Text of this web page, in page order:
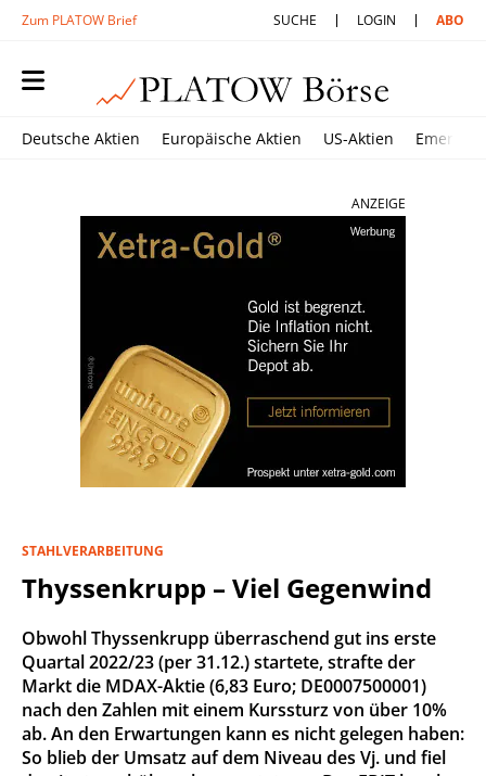
Zum PLATOW Brief SUCHE LOGIN ABO
Deutsche Aktien Europäische Aktien US-Aktien
ANZEIGE
STAHLVERARBEITUNG
Thyssenkrupp – Viel Gegenwind
Obwohl Thyssenkrupp überraschend gut ins erste
Quartal 2022/23 (per 31.12.) startete, strafte der
Markt die MDAX-Aktie (6,83 Euro; DE0007500001)
nach den Zahlen mit einem Kurssturz von über 10%
ab. An den Erwartungen kann es nicht gelegen haben:
So blieb der Umsatz auf dem Niveau des Vj. und fiel